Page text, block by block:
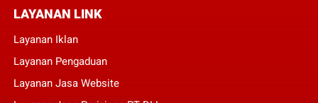
LAYANAN LINK
Layanan Iklan
Layanan Pengaduan
Layanan Jasa Website